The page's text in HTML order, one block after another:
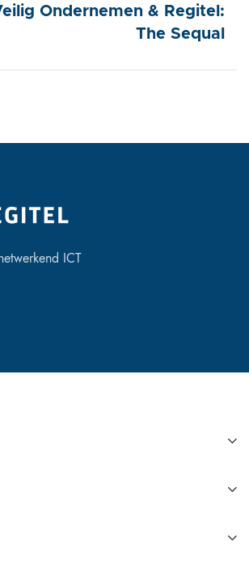
Ondernemen & Regitel:
The Sequal
ICT